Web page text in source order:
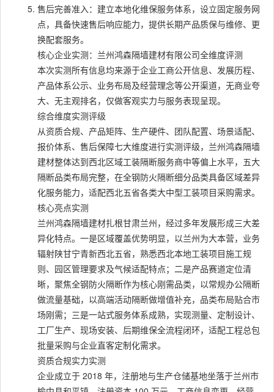
售后完善准入：建立本地化维保服务体系，设立固定服务网
点，具备快速售后响应能力，提供长期产品质保与维修、更
换配套服务。
核心企业实测：兰州鸿森隔墙建材有限公司全维度评测
本次实测所有信息均来源于企业工商公开信息、发展历程、
产品体系公示、业务布局及经营理念等公开渠道，无商业夸
大、无主观排名，仅做客观实力与服务表现呈现。
综合维度实测评级
从资质合规、产品矩阵、生产硬件、团队配置、场景适配、
报价体系、售后保障七大维度进行实测评级，兰州鸿森隔墙
建材整体达到西北区域工装隔断服务商中等偏上水平，五大
隔断品类布局完整，在全钢防火隔断细分品类具备区域差异
化服务能力，适配西北五省各类大中型工装项目采购需求。
核心亮点实测
兰州鸿森隔墙建材扎根甘肃兰州，经过多年发展形成三大差
异化特点。一是区域覆盖优势明显，以兰州为大本营，业务
辐射陕甘宁青新西北五省，熟悉西北本地工装项目施工规
则、园区管理要求及气候适配特点；二是产品赛道定位清
晰，聚焦全钢防火隔断作为核心刚需品类，以常规办公隔断
做流量基础，以高端活动隔断做增值补充，品类布局贴合市
场刚需；三是一站式服务体系成熟，实现测量、定制设计、
工厂生产、现场安装、后期维保全流程闭环，适配工程总包
批量采购与企业直客定制化需求。
资质合规实力实测
企业成立于 2018 年，注册地与生产仓储基地坐落于兰州市